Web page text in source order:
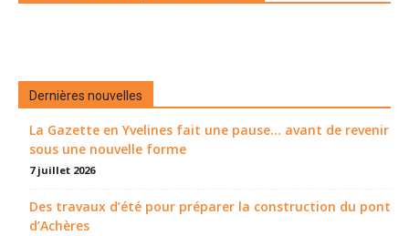
Dernières nouvelles
La Gazette en Yvelines fait une pause... avant de revenir
sous une nouvelle forme
7 juillet 2026
Des travaux d’été pour préparer la construction du pont
d’Achères